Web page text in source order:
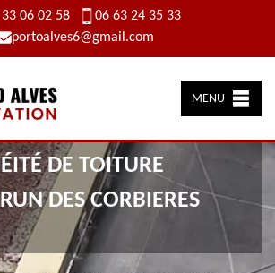
06 02 58
06 63 24 35 33
portoalves6@gmail.com
MENU
DE TOITURE
DES CORBIERES